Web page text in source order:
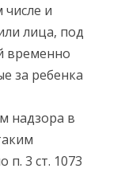
и
лица, под
временно
за ребенка
надзора в
п. 3 ст. 1073